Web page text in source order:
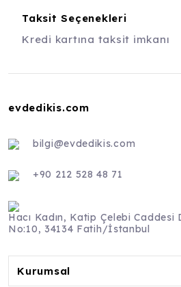
Taksit Seçenekleri
Kredi kartına taksit imkanı
evdedikis.com
bilgi@evdedikis.com
+90 212 528 48 71
Hacı Kadın, Katip Çelebi
No:10, 34134 Fatih/İstanbul
Kurumsal